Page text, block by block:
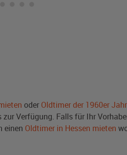
oder Oldtimer der 1960er
Verfügung. Falls für Ihr
einen Oldtimer in Hessen mieten